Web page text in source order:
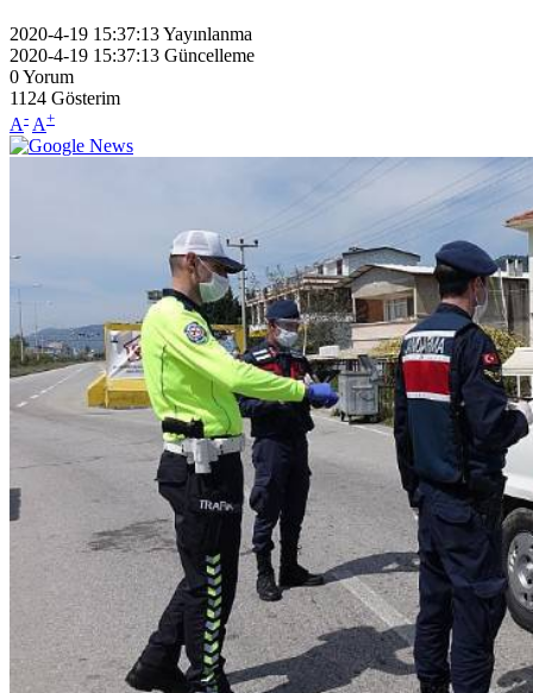
2020-4-19 15:37:13Yayınlanma
2020-4-19 15:37:13 Güncelleme
0Yorum
1124 Gösterim
A- A+